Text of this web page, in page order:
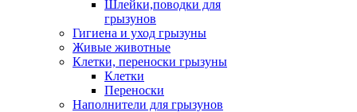
Шлейки,поводки для
грызунов
Гигиена и уход грызуны
Живые животные
Клетки, переноски грызуны
Клетки
Переноски
Наполнители для грызунов